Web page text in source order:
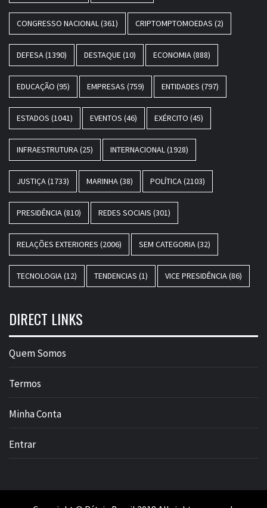
CONGRESSO NACIONAL(361) CRIPTOMPTOMOEDAS (2)
DEFESA(1390) DESTAQUE(10) ECONOMIA(888)
EDUCAÇÃO (95) EMPRESAS (759) ENTIDADES (797)
ESTADOS (1041) EVENTOS (46) EXÉRCITO (45)
INFRAESTRUTURA(25) INTERNACIONAL(1928)
JUSTIÇA(1733) MARINHA(38) POLÍTICA(2103)
PRESIDÊNCIA(810) REDES SOCIAIS (301)
RELAÇÕES EXTERIORES (2006) SEM CATEGORIA(32)
TECNOLOGIA(12) TENDENCIAS (1) VICE PRESIDÊNCIA(86)
DIRECT LINKS
Quem Somos
Termos
Minha Conta
Entrar